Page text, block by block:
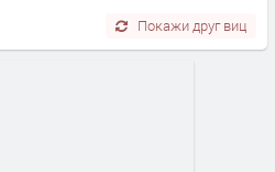
Покажи друг виц